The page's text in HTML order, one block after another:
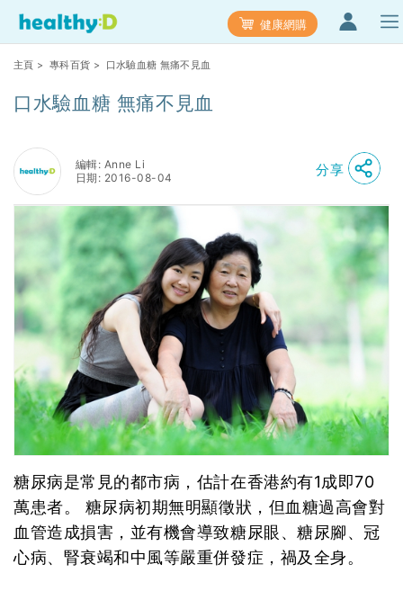
健康網購
主頁 > 專科百貨 > 口水驗血糖 無痛不見血
口水驗血糖 無痛不見血
編輯: Anne Li
日期: 2016-08-04
分享
糖尿病是常見的都市病，估計在香港約有1成即70
萬患者。 糖尿病初期無明顯徵狀，但血糖過高會對
血管造成損害，並有機會導致糖尿眼、糖尿腳、冠
心病、腎衰竭和中風等嚴重併發症，禍及全身。